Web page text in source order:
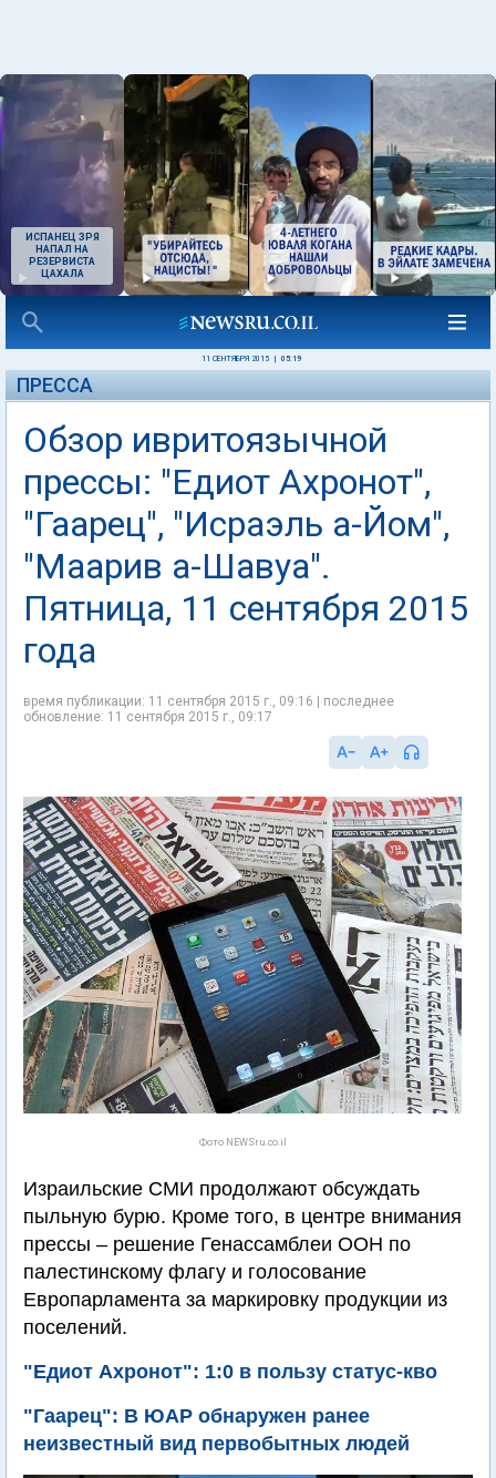
ИСПАНЕЦ ЗРЯ
НАПАЛ НА
РЕЗЕРВИСТА
ЦАХАЛА
11 СЕНТЯБРЯ 2015 05:19
ПРЕССА
Обзор ивритоязычной
прессы: "Едиот Ахронот",
"Гаарец", "Исраэль а-Йом",
"Маарив а-Шавуа".
Пятница, 11 сентября 2015
года
время публикации: 11 сентября 2015 г., 09:16 | последнее
обновление: 11 сентября 2015 г., 09:17
Фото NEWSru.co.il
Израильские СМИ продолжают обсуждать
пыльную бурю. Кроме того, в центре внимания
прессы – решение Генассамблеи ООН по
палестинскому флагу и голосование
Европарламента за маркировку продукции из
поселений.
"Едиот Ахронот": 1:0 в пользу статус-кво
"Гаарец": В ЮАР обнаружен ранее
неизвестный вид первобытных людей